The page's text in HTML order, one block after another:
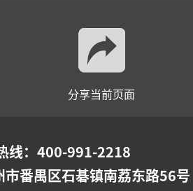
分享当前页面
线：400-991-2218
市番禺区石碁镇南荔东路56号